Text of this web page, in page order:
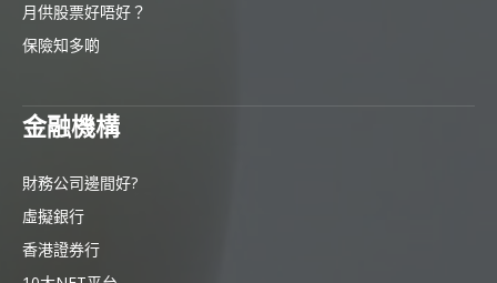
月供股票好唔好？
保險知多啲
金融機構
財務公司邊間好?
虛擬銀行
香港證券行